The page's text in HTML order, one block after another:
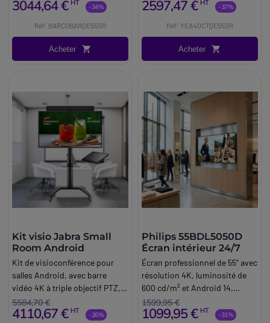
support à roulettes et
salles (4-6 personnes).
3044,64 € HT -34%
Réf: BARCOBARQE55SR
Acheter
pouces, support à roulettes et
salles (4-6 personnes).
2597,47 € HT -37%
Réf: YEA40CTQE55SR
Acheter
Kit visio Jabra Small
Room Android
Kit de visioconférence pour
salles Android, avec barre
vidéo 4K à triple objectif PTZ,
écran 4K de 55 pouces,
support à roulettes et
5584,70 €
4110,67 € HT -26%
Philips 55BDL5050D
Écran intérieur 24/7
Écran professionnel de 55'' avec
résolution 4K, luminosité de
600 cd/m² et Android 14,
destiné à l'affichage numérique
24 h/24 et 7 j/7 dans des
1599,95 €
1099,95 € HT -31%